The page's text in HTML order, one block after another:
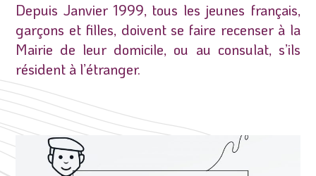
Depuis Janvier 1999, tous les jeunes français,
garçons et filles, doivent se faire recenser à la
Mairie de leur domicile, ou au consulat, s’ils
résident à l’étranger.